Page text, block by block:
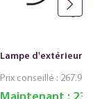
Lampe d'extérieur
Prix conseillé : 267.99 €